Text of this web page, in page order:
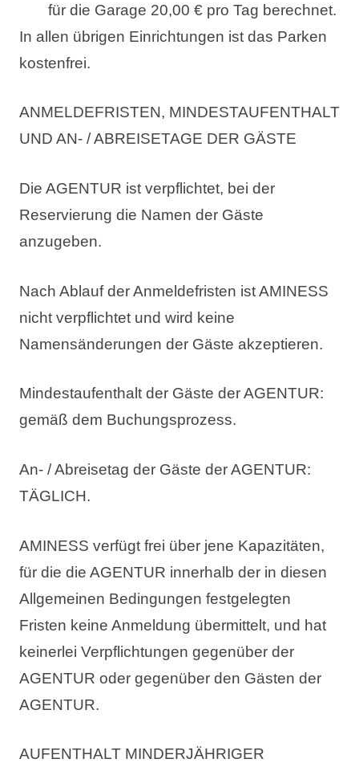
für die Garage 20,00 € pro Tag berechnet.
In allen übrigen Einrichtungen ist das Parken
kostenfrei.
ANMELDEFRISTEN, MINDESTAUFENTHALT
UND AN- / ABREISETAGE DER GÄSTE
Die AGENTUR ist verpflichtet, bei der
Reservierung die Namen der Gäste
anzugeben.
Nach Ablauf der Anmeldefristen ist AMINESS
nicht verpflichtet und wird keine
Namensänderungen der Gäste akzeptieren.
Mindestaufenthalt der Gäste der AGENTUR:
gemäß dem Buchungsprozess.
An- / Abreisetag der Gäste der AGENTUR:
TÄGLICH.
AMINESS verfügt frei über jene Kapazitäten,
für die die AGENTUR innerhalb der in diesen
Allgemeinen Bedingungen festgelegten
Fristen keine Anmeldung übermittelt, und hat
keinerlei Verpflichtungen gegenüber der
AGENTUR oder gegenüber den Gästen der
AGENTUR.
AUFENTHALT MINDERJÄHRIGER